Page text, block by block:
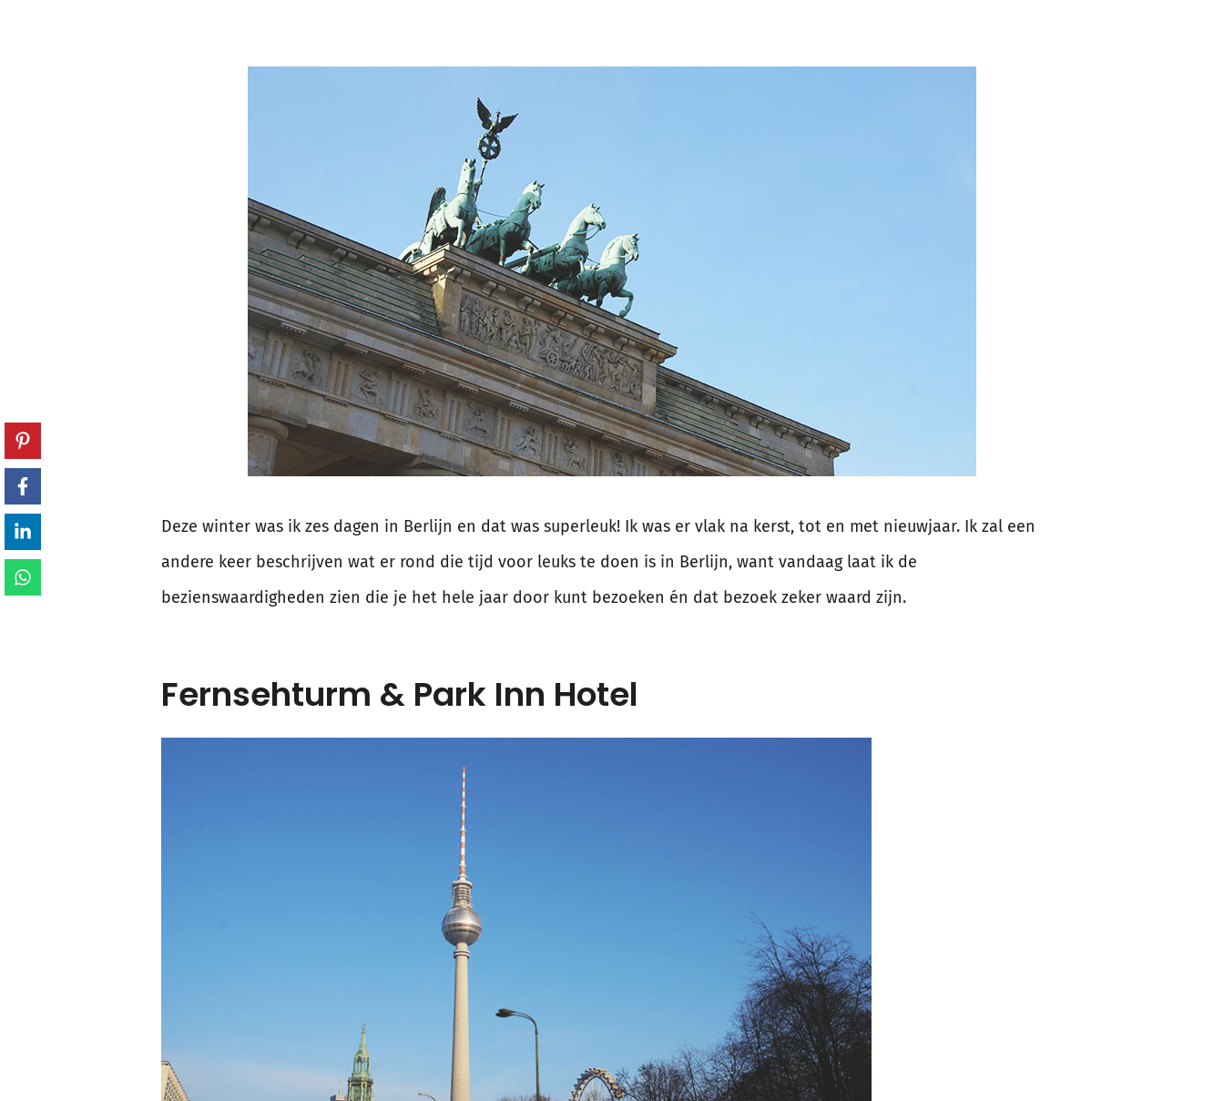
Deze winter was ik zes dagen in Berlijn en dat was superleuk! Ik was er vlak na kerst, tot en met nieuwjaar. Ik zal een
andere keer beschrijven wat er rond die tijd voor leuks te doen is in Berlijn, want vandaag laat ik de
bezienswaardigheden zien die je het hele jaar door kunt bezoeken én dat bezoek zeker waard zijn.
Fernsehturm & Park Inn Hotel